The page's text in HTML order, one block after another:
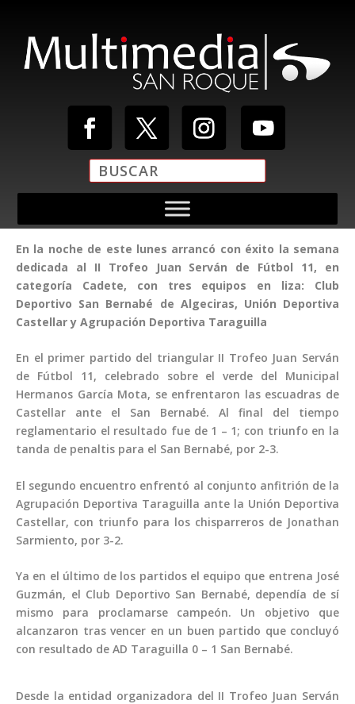
En la noche de este lunes arrancó con éxito la semana
dedicada al II Trofeo Juan Serván de Fútbol 11, en
categoría Cadete, con tres equipos en liza: Club
Deportivo San Bernabé de Algeciras, Unión Deportiva
Castellar y Agrupación Deportiva Taraguilla
‌En el primer partido del triangular II Trofeo Juan Serván
de Fútbol 11, celebrado sobre el verde del Municipal
Hermanos García Mota, se enfrentaron las escuadras de
Castellar ante el San Bernabé. Al final del tiempo
reglamentario el resultado fue de 1 – 1; con triunfo en la
tanda de penaltis para el San Bernabé, por 2-3.
El segundo encuentro enfrentó al conjunto anfitrión de la
Agrupación Deportiva Taraguilla ante la Unión Deportiva
Castellar, con triunfo para los chisparreros de Jonathan
Sarmiento, por 3-2.
‌Ya en el último de los partidos el equipo que entrena José
Guzmán, el Club Deportivo San Bernabé, dependía de sí
mismo para proclamarse campeón. Un objetivo que
alcanzaron tras vencer en un buen partido que concluyó
con resultado de AD Taraguilla 0 – 1 San Bernabé.
Desde la entidad organizadora del II Trofeo Juan Serván